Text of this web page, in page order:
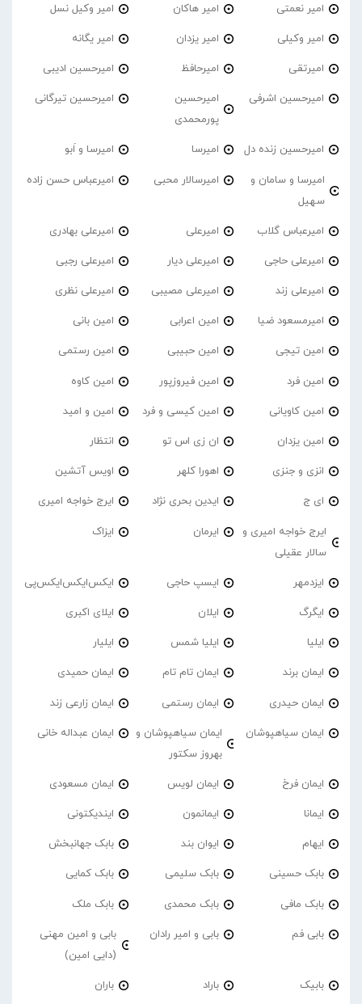
امیر نعمتی امیر هاکان امیر وکیل نسل
امیر وکیلی امیر یزدان امیر یگانه
امیرتقی امیرحافظ امیرحسین ادیبی
امیرحسین اشرفی
امیرحسین
پورمحمدی
امیرحسین تیرگانی
امیرحسین زنده دل امیرسا امیرسا و اَبو
امیرسا و سامان و
سهیل
امیرسالار محبی امیرعباس حسن زاده
امیرعباس گلاب امیرعلی امیرعلی بهادری
امیرعلی حاجی امیرعلی دیار امیرعلی رجبی
امیرعلی زند امیرعلی مصیبی امیرعلی نظری
امیرمسعود ضیا امین اعرابی امین بانی
امین تیجی امین حبیبی امین رستمی
امین فرد امین فیروزپور امین کاوه
امین کاویانی امین کیسی و فرد امین و امید
امین یزدان ان زی اس تو انتظار
انزی و جنزی اهورا کلهر اویس آتشین
ای ج ایدین بحری نژاد ایرج خواجه امیری
ایرج خواجه امیری و
سالار عقیلی
ایرمان ایزاک
ایزدمهر ایسپ حاجی ایکس‌ایکس‌ایکس‌پی
ایگرگ ایلان ایلای اکبری
ایلیا ایلیا شمس ایلیار
ایمان برند ایمان تام تام ایمان حمیدی
ایمان حیدری ایمان رستمی ایمان زارعی زند
ایمان سیاهپوشان
ایمان سیاهپوشان و
بهروز سکتور
ایمان عبداله خانی
ایمان فرخ ایمان لویس ایمان مسعودی
ایمانا ایمانمون ایندیکتونی
ایهام ایوان بند بابک جهانبخش
بابک حسینی بابک سلیمی بابک کمایی
بابک مافی بابک محمدی بابک ملک
بابی فم بابی و امیر رادان
بابی و امین مهنی
(دایی امین)
بابیک باراد باران